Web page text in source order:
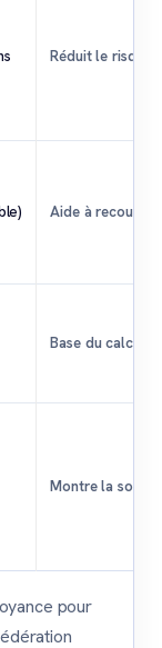
Réduit le risque
Aide à recouper
Base du calcul
Montre la
pour